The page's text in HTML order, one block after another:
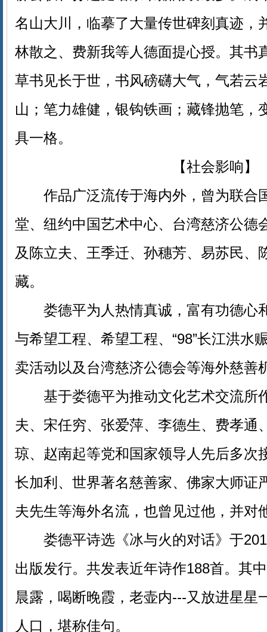
名山大川，临摹了大量传世碑刻真迹，
林散之、费新我等人德面提心授。其书
草书见长于世，书风磅礴大气，气若云
山；笔力雄健，银钩铁画；藏锋抛笔，
具一格。
【社会影响】
作品广泛流传于海内外，曾为联合
堂、纽约中国艺术中心、台湾慈济公德
及陈立夫、王季迁、孙穗芳、易苏民、
藏。
娄德平为人热情真诚，富有功德心
与希望工程、希望工程、“98”长江洪水
卖活动以及台湾慈济公德会等海外慈善
基于娄德平为推动文化艺术交流所
夫、宋任穷、张爱萍、李德生、费孝通
琼、赵南起等党和国家领导人先后多次
长加利、世界著名慈善家、佛家大师证
夫先生等海外名流，也曾见过他，并对
娄德平诗选《冰与火的对话》于
出版发行。共发表近年诗作188首。其
晨露，喝断晚霞，老壶内---又放进星星
人口，堪称佳句。